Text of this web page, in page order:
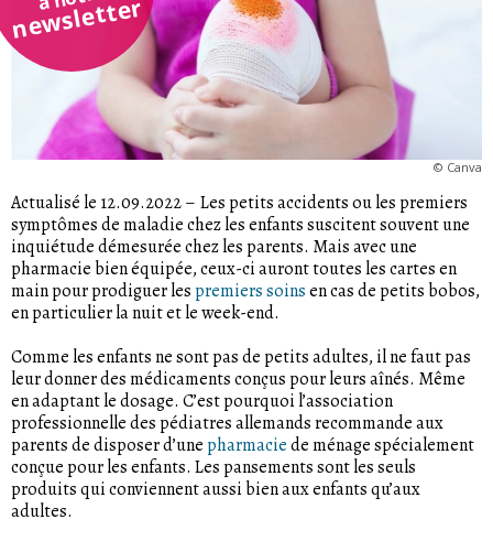
newsletter
© Canva
Actualisé le 12.09.2022– Les petits accidents ou les premiers
symptômes de maladie chez les enfants suscitent souvent une
inquiétude démesurée chez les parents. Mais avec une
pharmacie bien équipée, ceux-ci auront toutes les cartes en
main pour prodiguer lespremiers soinsen cas de petits bobos,
en particulier la nuit et le week-end.
Comme les enfants ne sont pas de petits adultes, il ne faut pas
leur donner des médicaments conçus pour leurs aînés. Même
en adaptant le dosage. C’est pourquoi l’association
professionnelle des pédiatres allemands recommande aux
parents de disposer d’unepharmaciede ménage spécialement
conçue pour les enfants. Les pansements sont les seuls
produits qui conviennent aussi bien aux enfants qu’aux
adultes.